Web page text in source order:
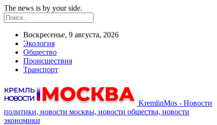
The news is by your side.
Воскресенье, 9 августа, 2026
Экология
Общество
Происшествия
Транспорт
KremlinMos - Новости
политики, новости москвы, новости общества, новости
экономики